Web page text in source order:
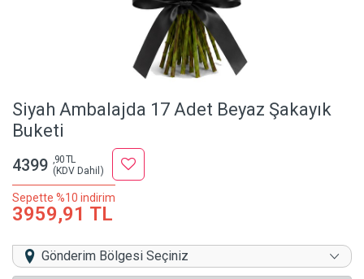
Siyah Ambalajda 17 Adet Beyaz Şakayık
Buketi
4399 ,90 TL
(KDV Dahil)
Sepette %10 indirim
3959,91 TL
Gönderim Bölgesi Seçiniz